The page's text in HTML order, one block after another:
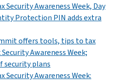
Security Awareness Week, Day
Protection PIN adds extra
offers tools, tips to tax
Awareness Week;
plans
Security Awareness Week: